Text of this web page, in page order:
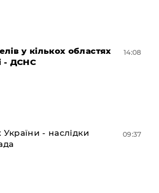
у кількох областях
- ДСНС
14:08
- наслідки
09:37